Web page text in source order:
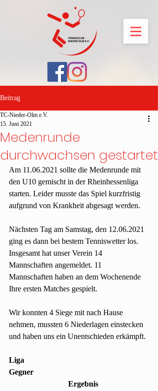
Beitrag
Medenrunde
durchwachsen gestartet
TC-Nieder-Olm e.V.
15. Juni 2021
Am 11.06.2021 sollte die Medenrunde mit
den U10 gemischt in der Rheinhessenliga
starten. Leider musste das Spiel kurzfristig
aufgrund von Krankheit abgesagt werden.
Nächsten Tag am Samstag, den 12.06.2021
ging es dann bei bestem Tenniswetter los.
Insgesamt hat unser Verein 14
Mannschaften angemeldet. 11
Mannschaften haben an dem Wochenende
Ihre ersten Matches gespielt.
Wir konnten 4 Siege mit nach Hause
nehmen, mussten 6 Niederlagen einstecken
und haben uns ein Unentschieden erkämpft.
Liga
Ergebnis